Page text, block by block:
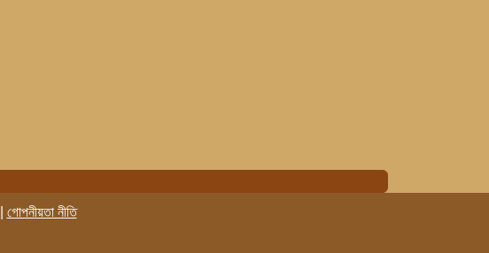
গোপনীয়তা নীতি